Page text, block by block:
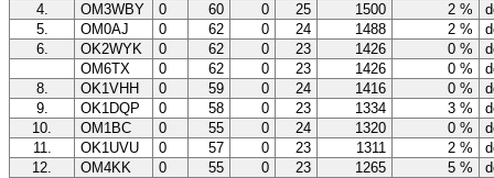
4.
OM3WBY 0 60 0 25 1500 2 %
5.
OM0AJ 0 62 0 24 1488 2 %
6.
OK2WYK 0 62 0 23 1426 0 %
OM6TX
0 62 0 23 1426 0 %
8.
OK1VHH 0 59 0 24 1416 0 %
9.
OK1DQP 0 58 0 23 1334 3 %
10.
OM1BC 0 55 0 24 1320 0 %
11.
OK1UVU 0 57 0 23 1311 2 %
12.
OM4KK 0 55 0 23 1265 5 %